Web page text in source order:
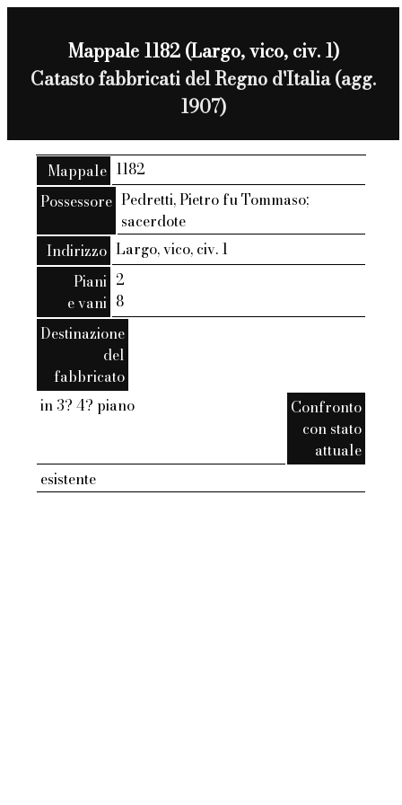
Mappale 1182 (Largo, vico, civ. 1)
Catasto fabbricati del Regno d'Italia (agg.
1907)
Mappale 1182
Possessore Pedretti, Pietro fu Tommaso;
sacerdote
Indirizzo Largo, vico, civ. 1
Piani
e vani
2
8
Destinazione
del
fabbricato
in 3? 4? piano
Confronto
con stato
attuale
esistente